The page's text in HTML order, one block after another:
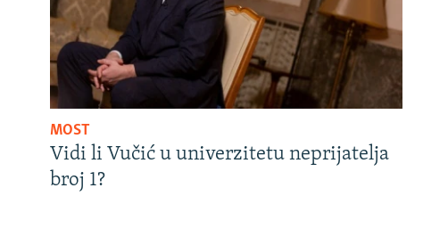
MOST
Vidi li Vučić u univerzitetu neprijatelja
broj 1?